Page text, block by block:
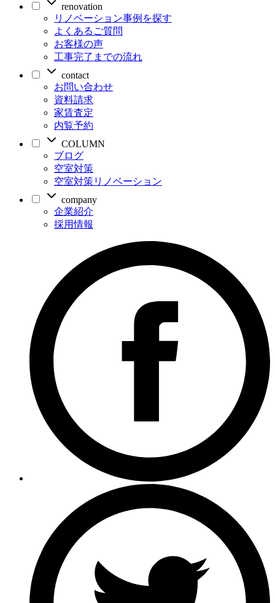
renovation
リノベーション事例を探す
よくあるご質問
お客様の声
工事完了までの流れ
contact
お問い合わせ
資料請求
家賃査定
内覧予約
COLUMN
ブログ
空室対策
空室対策リノベーション
company
企業紹介
採用情報